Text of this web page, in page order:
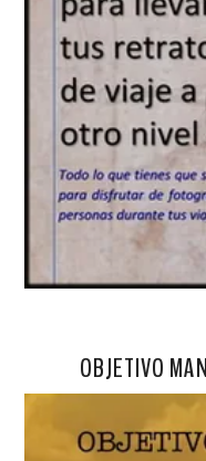
OBJETIVO